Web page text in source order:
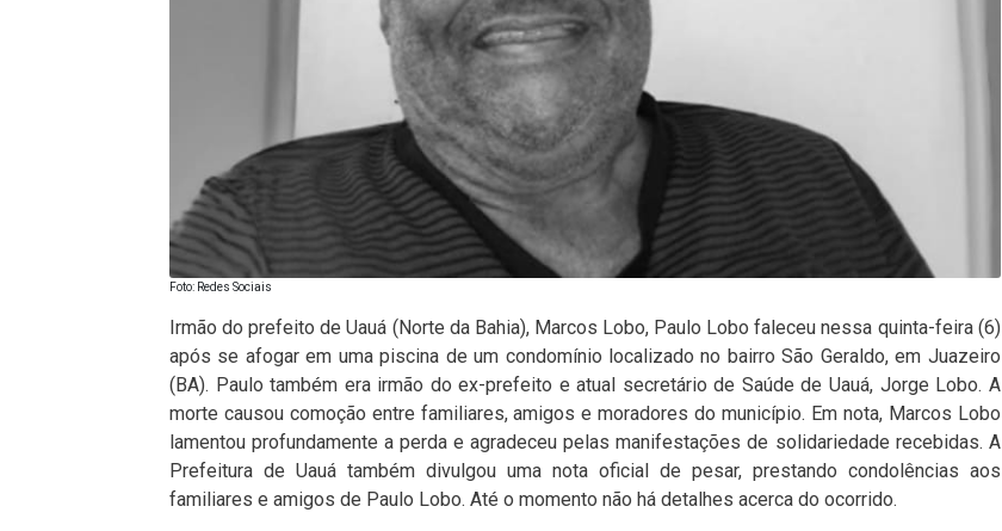
Foto: Redes Sociais
Irmão do prefeito de Uauá (Norte da Bahia), Marcos Lobo, Paulo Lobo faleceu nessa quinta-feira (6)
após se afogar em uma piscina de um condomínio localizado no bairro São Geraldo, em Juazeiro
(BA). Paulo também era irmão do ex-prefeito e atual secretário de Saúde de Uauá, Jorge Lobo. A
morte causou comoção entre familiares, amigos e moradores do município. Em nota, Marcos Lobo
lamentou profundamente a perda e agradeceu pelas manifestações de solidariedade recebidas. A
Prefeitura de Uauá também divulgou uma nota oficial de pesar, prestando condolências aos
familiares e amigos de Paulo Lobo. Até o momento não há detalhes acerca do ocorrido.